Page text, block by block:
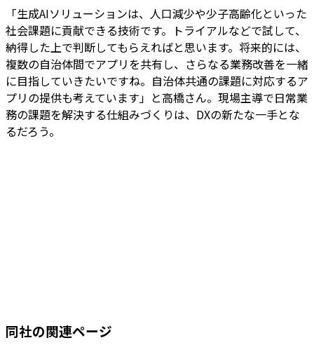
「生成AIソリューションは、人口減少や少子高齢化といった
社会課題に貢献できる技術です。トライアルなどで試して、
納得した上で判断してもらえればと思います。将来的には、
複数の自治体間でアプリを共有し、さらなる業務改善を一緒
に目指していきたいですね。自治体共通の課題に対応するア
プリの提供も考えています」と高橋さん。現場主導で日常業
務の課題を解決する仕組みづくりは、DXの新たな一手とな
るだろう。
同社の関連ページ